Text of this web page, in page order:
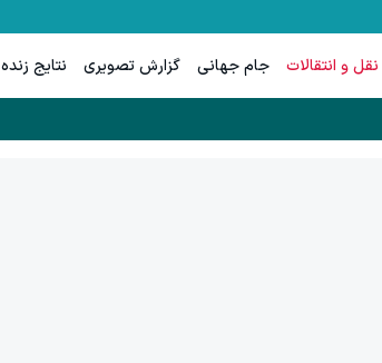
نقل و انتقالات جام جهانی گزارش تصویری نتایج زنده